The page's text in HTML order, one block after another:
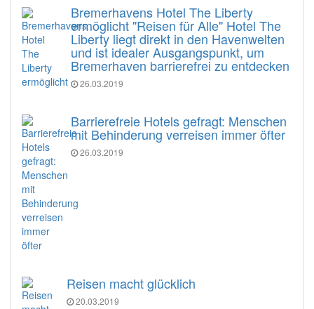
Bremerhavens Hotel The Liberty
ermöglicht "Reisen für Alle" Hotel The
Liberty liegt direkt in den Havenwelten
und ist idealer Ausgangspunkt, um
Bremerhaven barrierefrei zu entdecken
26.03.2019
Barrierefreie Hotels gefragt: Menschen
mit Behinderung verreisen immer öfter
26.03.2019
Reisen macht glücklich
20.03.2019